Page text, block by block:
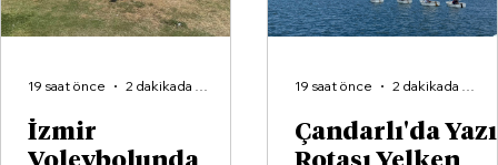
İzmir
19 saat önce 2 dakikada okunur
Çandarlı'da
19 saat önce 2 dakikada okunur